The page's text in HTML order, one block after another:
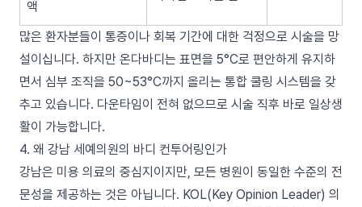
액
많은 환자분들이 통증이나 회복 기간에 대한 걱정으로 시술을 망
설이십니다. 하지만 온다바디는 표면을 5°C로 편안하게 유지하
면서 심부 조직을 50~53°C까지 올리는 통합 쿨링 시스템을 갖
추고 있습니다. 다운타임이 전혀 없으므로 시술 직후 바로 일상생
활이 가능합니다.
4. 왜 강남 세예의원의 바디 컨투어링인가
강남은 미용 의료의 중심지이지만, 모든 병원이 동일한 수준의 전
문성을 제공하는 것은 아닙니다. KOL(Key Opinion Leader) 의